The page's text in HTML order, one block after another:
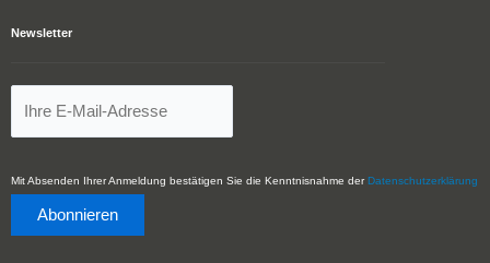
Newsletter
Mit Absenden Ihrer Anmeldung bestätigen Sie die Kenntnisnahme der Datenschutzerklärung